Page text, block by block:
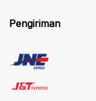
Pengiriman